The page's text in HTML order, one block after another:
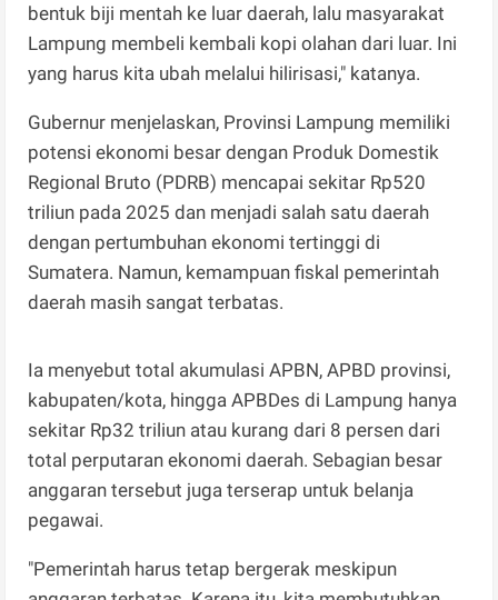
bentuk biji mentah ke luar daerah, lalu masyarakat
Lampung membeli kembali kopi olahan dari luar. Ini
yang harus kita ubah melalui hilirisasi," katanya.
Gubernur menjelaskan, Provinsi Lampung memiliki
potensi ekonomi besar dengan Produk Domestik
Regional Bruto (PDRB) mencapai sekitar Rp520
triliun pada 2025 dan menjadi salah satu daerah
dengan pertumbuhan ekonomi tertinggi di
Sumatera. Namun, kemampuan fiskal pemerintah
daerah masih sangat terbatas.
Ia menyebut total akumulasi APBN, APBD provinsi,
kabupaten/kota, hingga APBDes di Lampung hanya
sekitar Rp32 triliun atau kurang dari 8 persen dari
total perputaran ekonomi daerah. Sebagian besar
anggaran tersebut juga terserap untuk belanja
pegawai.
"Pemerintah harus tetap bergerak meskipun